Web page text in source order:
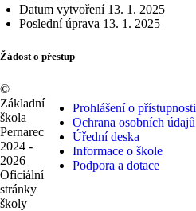
Datum vytvoření 13. 1. 2025
Poslední úprava 13. 1. 2025
Žádost o přestup
©
Základní
škola
Pernarec
2024 -
2026
Oficiální
stránky
školy
Prohlášení o přístupnosti
Ochrana osobních údajů
Úřední deska
Informace o škole
Podpora a dotace